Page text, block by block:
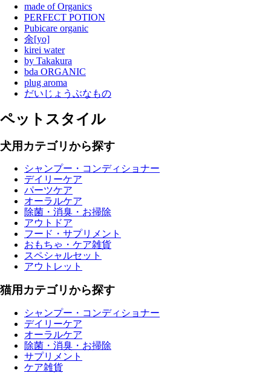
made of Organics
PERFECT POTION
Pubicare organic
余[yo]
kirei water
by Takakura
bda ORGANIC
plug aroma
だいじょうぶなもの
ペットスタイル
犬用カテゴリから探す
シャンプー・コンディショナー
デイリーケア
パーツケア
オーラルケア
除菌・消臭・お掃除
アウトドア
フード・サプリメント
おもちゃ・ケア雑貨
スペシャルセット
アウトレット
猫用カテゴリから探す
シャンプー・コンディショナー
デイリーケア
オーラルケア
除菌・消臭・お掃除
サプリメント
ケア雑貨